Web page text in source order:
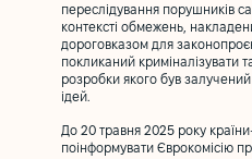
переслідування порушників
контексті обмежень,
дороговказом для
покликаний криміналізувати
розробки якого був залучений
ідей.
До 20 травня 2025 року
поінформувати Єврокомісію